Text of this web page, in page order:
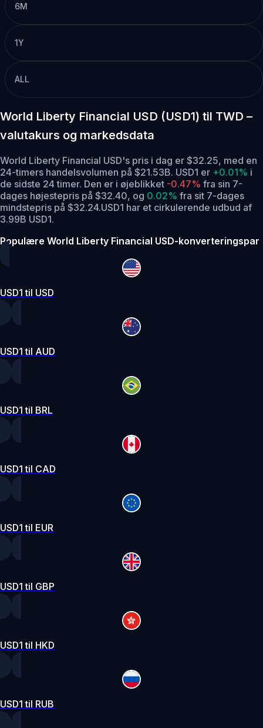
6M
1Y
ALL
World Liberty Financial USD (USD1) til TWD –
valutakurs og markedsdata
World Liberty Financial USD's pris i dag er $32.25, med en
24-timers handelsvolumen på $21.53B. USD1 er +0.01% i
de sidste 24 timer. Den er i øjeblikket -0.47% fra sin 7-
dages højestepris på $32.40, og 0.02% fra sit 7-dages
mindstepris på $32.24.USD1 har et cirkulerende udbud af
3.99B USD1.
Populære World Liberty Financial USD-konverteringspar
USD1 til USD
USD1 til AUD
USD1 til BRL
USD1 til CAD
USD1 til EUR
USD1 til GBP
USD1 til HKD
USD1 til RUB